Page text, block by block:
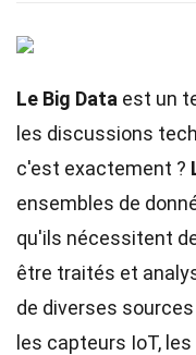
Le Big Data est un
les discussions
c'est exactement ?
ensembles de
qu'ils nécessitent
être traités et
de diverses
les capteurs IoT,